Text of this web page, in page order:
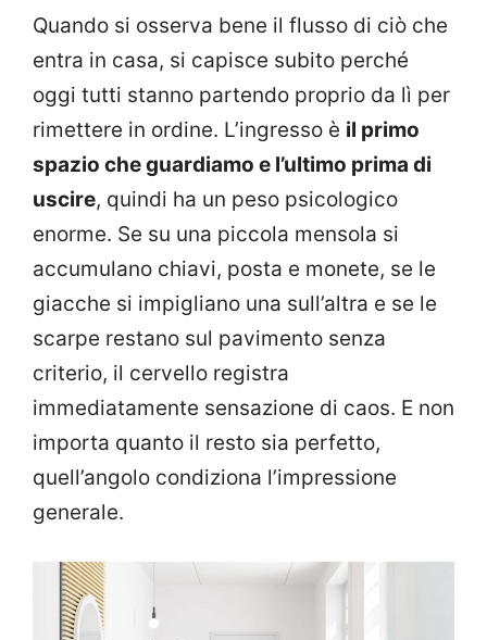
Quando si osserva bene il flusso di ciò che
entra in casa, si capisce subito perché
oggi tutti stanno partendo proprio da lì per
rimettere in ordine. L’ingresso è il primo
spazio che guardiamo e l’ultimo prima di
uscire, quindi ha un peso psicologico
enorme. Se su una piccola mensola si
accumulano chiavi, posta e monete, se le
giacche si impigliano una sull’altra e se le
scarpe restano sul pavimento senza
criterio, il cervello registra
immediatamente sensazione di caos. E non
importa quanto il resto sia perfetto,
quell’angolo condiziona l’impressione
generale.